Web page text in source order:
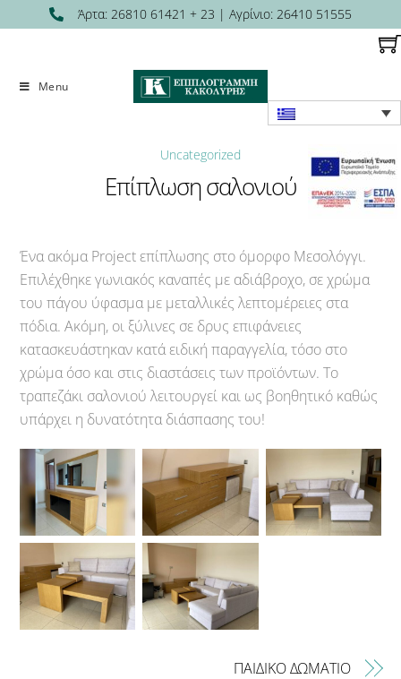
to
Άρτα: 26810 61421 + 23 | Αγρίνιο: 26410 51555
Menu
Uncategorized
Επίπλωση σαλονιού
Ένα ακόμα Project επίπλωσης στο όμορφο Μεσολόγγι.
Επιλέχθηκε γωνιακός καναπές με αδιάβροχο, σε χρώμα
του πάγου ύφασμα με μεταλλικές λεπτομέρειες στα
πόδια. Ακόμη, οι ξύλινες σε δρυς επιφάνειες
κατασκευάστηκαν κατά ειδική παραγγελία, τόσο στο
χρώμα όσο και στις διαστάσεις των προϊόντων. Το
τραπεζάκι σαλονιού λειτουργεί και ως βοηθητικό καθώς
υπάρχει η δυνατότητα διάσπασης του!
ΠΑΙΔΙΚΟ ΔΩΜΑΤΙΟ